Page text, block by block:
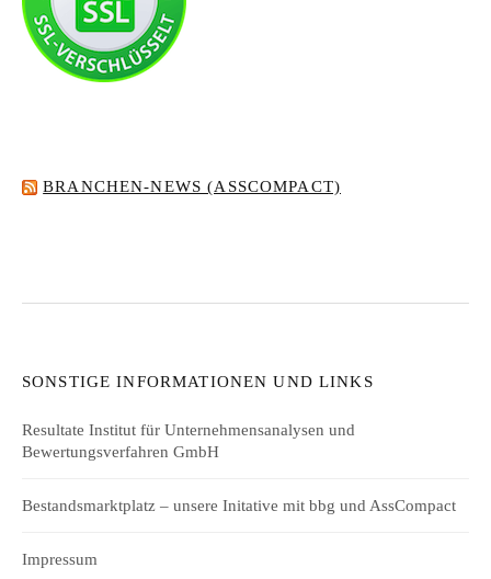
BRANCHEN-NEWS (ASSCOMPACT)
SONSTIGE INFORMATIONEN UND LINKS
Resultate Institut für Unternehmensanalysen und
Bewertungsverfahren GmbH
Bestandsmarktplatz – unsere Initative mit bbg und AssCompact
Impressum